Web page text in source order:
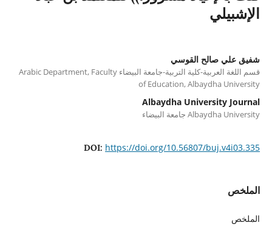
الإشبيلي
شفيق علي صالح القوسي
قسم اللغة العربية-كلية التربية-جامعة البيضاء Arabic Department, Faculty
of Education, Albaydha University
Albaydha University Journal
Albaydha University جامعة البيضاء
DOI: https://doi.org/10.56807/buj.v4i03.335
الملخص
الملخص